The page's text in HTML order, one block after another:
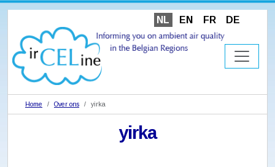
NL EN FR DE
Home Over ons yirka
yirka